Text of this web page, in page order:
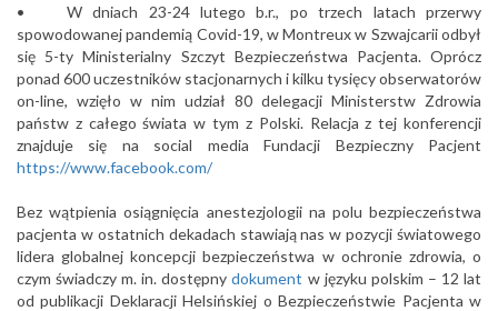
• W dniach 23-24 lutego b.r., po trzech latach przerwy
spowodowanej pandemią Covid-19, w Montreux w Szwajcarii odbył
się 5-ty Ministerialny Szczyt Bezpieczeństwa Pacjenta. Oprócz
ponad 600 uczestników stacjonarnych i kilku tysięcy obserwatorów
on-line, wzięło w nim udział 80 delegacji Ministerstw Zdrowia
państw z całego świata w tym z Polski. Relacja z tej konferencji
znajduje się na social media Fundacji Bezpieczny Pacjent
https://www.facebook.com/
Bez wątpienia osiągnięcia anestezjologii na polu bezpieczeństwa
pacjenta w ostatnich dekadach stawiają nas w pozycji światowego
lidera globalnej koncepcji bezpieczeństwa w ochronie zdrowia, o
czym świadczy m. in. dostępnydokument w języku polskim – 12 lat
od publikacji Deklaracji Helsińskiej o Bezpieczeństwie Pacjenta w